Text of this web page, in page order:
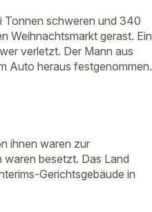
Tonnen schweren und 340
Weihnachtsmarkt gerast. Ein
verletzt. Der Mann aus
Auto heraus festgenommen.
ihnen waren zur
waren besetzt. Das Land
Gerichtsgebäude in